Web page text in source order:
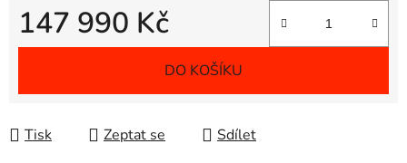
147 990 Kč
Měrná cena:
DO KOŠÍKU
Tisk Zeptat se Sdílet